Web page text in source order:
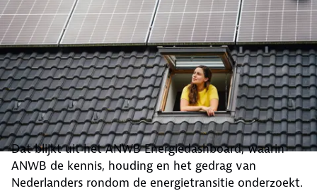
Dat blijkt uit het ANWB Energiedashboard, waarin
ANWB de kennis, houding en het gedrag van
Nederlanders rondom de energietransitie onderzoekt.